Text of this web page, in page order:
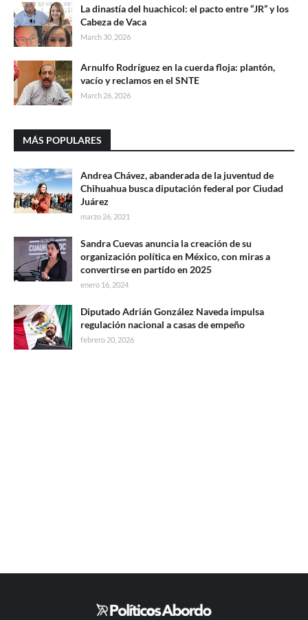
La dinastía del huachicol: el pacto entre “JR” y los
Cabeza de Vaca
March 30, 2026
Arnulfo Rodríguez en la cuerda floja: plantón,
vacío y reclamos en el SNTE
March 26, 2026
MÁS POPULARES
Andrea Chávez, abanderada de la juventud de
Chihuahua busca diputación federal por Ciudad
Juárez
marzo 26, 2021
Sandra Cuevas anuncia la creación de su
organización política en México, con miras a
convertirse en partido en 2025
enero 16, 2024
Diputado Adrián González Naveda impulsa
regulación nacional a casas de empeño
febrero 20, 2026